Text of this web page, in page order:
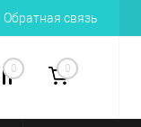
Обратная связь
0 0